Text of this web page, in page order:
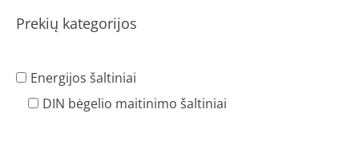
Prekių kategorijos
Energijos šaltiniai
DIN bėgelio maitinimo šaltiniai